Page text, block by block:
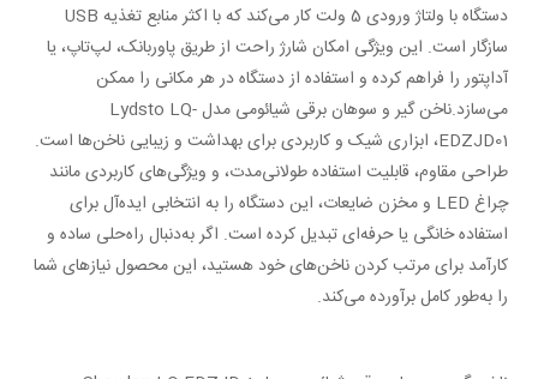
دستگاه با ولتاژ ورودی 5 ولت کار می‌کند که با اکثر منابع تغذیه USB
سازگار است. این ویژگی امکان شارژ راحت از طریق پاوربانک، لپ‌تاپ، یا
آداپتور را فراهم کرده و استفاده از دستگاه در هر مکانی را ممکن
می‌سازد.ناخن گیر و سوهان برقی شیائومی مدل Lydsto LQ-
EDZJD01، ابزاری شیک و کاربردی برای بهداشت و زیبایی ناخن‌ها است.
طراحی مقاوم، قابلیت استفاده طولانی‌مدت، و ویژگی‌های کاربردی مانند
چراغ LED و مخزن ضایعات، این دستگاه را به انتخابی ایده‌آل برای
استفاده خانگی یا حرفه‌ای تبدیل کرده است. اگر به‌دنبال راه‌حلی ساده و
کارآمد برای مرتب کردن ناخن‌های خود هستید، این محصول نیازهای شما
را به‌طور کامل برآورده می‌کند.